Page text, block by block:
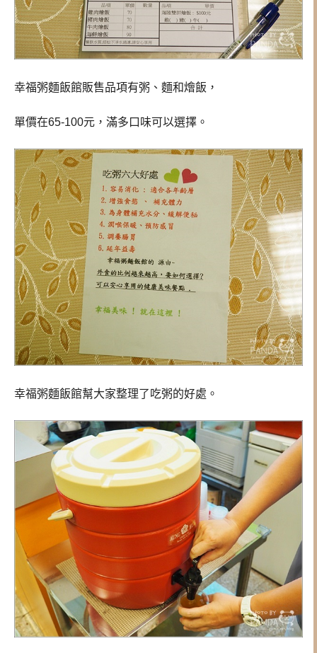
幸福粥麵飯館販售品項有粥、麵和燴飯，
單價在65-100元，滿多口味可以選擇。
幸福粥麵飯館幫大家整理了吃粥的好處。